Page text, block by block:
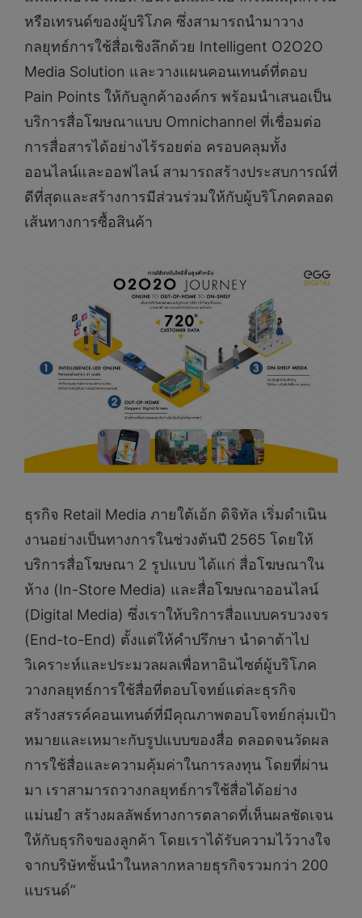
หรือเทรนด์ของผู้บริโภค ซึ่งสามารถนำมาวาง
กลยุทธ์การใช้สื่อเชิงลึกด้วย Intelligent O2O2O
Media Solution และวางแผนคอนเทนต์ที่ตอบ
Pain Points ให้กับลูกค้าองค์กร พร้อมนำเสนอเป็น
บริการสื่อโฆษณาแบบ Omnichannel ที่เชื่อมต่อ
การสื่อสารได้อย่างไร้รอยต่อ ครอบคลุมทั้ง
ออนไลน์และออฟไลน์ สามารถสร้างประสบการณ์ที่
ดีที่สุดและสร้างการมีส่วนร่วมให้กับผู้บริโภคตลอด
เส้นทางการซื้อสินค้า
ธุรกิจ Retail Media ภายใต้เอ้ก ดิจิทัล เริ่มดำเนิน
งานอย่างเป็นทางการในช่วงต้นปี 2565 โดยให้
บริการสื่อโฆษณา 2 รูปแบบ ได้แก่ สื่อโฆษณาใน
ห้าง (In-Store Media) และสื่อโฆษณาออนไลน์
(Digital Media) ซึ่งเราให้บริการสื่อแบบครบวงจร
(End-to-End) ตั้งแต่ให้คำปรึกษา นำดาต้าไป
วิเคราะห์และประมวลผลเพื่อหาอินไซต์ผู้บริโภค
วางกลยุทธ์การใช้สื่อที่ตอบโจทย์แต่ละธุรกิจ
สร้างสรรค์คอนเทนต์ที่มีคุณภาพตอบโจทย์กลุ่มเป้า
หมายและเหมาะกับรูปแบบของสื่อ ตลอดจนวัดผล
การใช้สื่อและความคุ้มค่าในการลงทุน โดยที่ผ่าน
มา เราสามารถวางกลยุทธ์การใช้สื่อได้อย่าง
แม่นยำ สร้างผลลัพธ์ทางการตลาดที่เห็นผลชัดเจน
ให้กับธุรกิจของลูกค้า โดยเราได้รับความไว้วางใจ
จากบริษัทชั้นนำในหลากหลายธุรกิจรวมกว่า 200
แบรนด์”